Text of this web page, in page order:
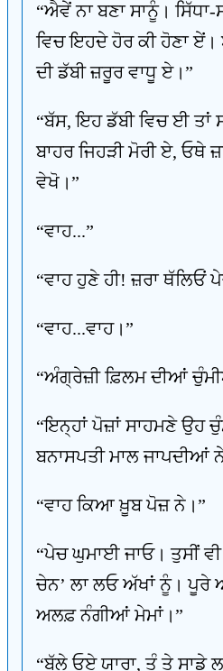
“ਐਵੇਂ ਨਾ ਬਣਾ ਸਾਨੂੰ। ਸਿੱਧਾ-
ਵਿਚ ਇਹਦੇ ਹੋਰ ਕੀ ਹੋਣਾ
ਦੀ ਡੱਬੀ ਜ਼ਰੂਰ ਵਾਧੂ ਏ।”
“ਬੱਸ, ਇਹ ਡੱਬੀ ਵਿਚ ਈ
ਬਾਹਰ ਜਿਹੜੀ ਮੋਰੀ ਏ, ਓਥੇ
ਵੇਖੋ।”
“ਵਾਹ...”
“ਵਾਹ ਹੁਣੇ ਹੀ! ਜ਼ਰਾ ਥੱਲਿਓਂ
“ਵਾਹ...ਵਾਹ।”
“ਅੰਗ੍ਰੇਜ਼ੀ ਫ਼ਿਲਮ ਦੀਆਂ
“ਇਨ੍ਹਾਂ ਪੋਜ਼ਾਂ ਸਾਹਮਣੇ ਉਹ
ਬਨਾਸਪਤੀ ਮਾਲ ਜਾਪਦੀਆਂ
“ਵਾਹ ਕਿਆ ਖ਼ੂਬ ਪੋਜ਼ ਨੇ।”
“ਪੇਚ ਘੁਮਾਈ ਜਾਓ। ਤੁਸੀਂ
ਚੇਨ’ ਲਾ ਲਓ ਅੱਖਾਂ ਨੂੰ।
ਅਲਫ਼ ਨੰਗੀਆਂ ਮੇਮਾਂ।”
“ਬੱਲੇ ਓਏ ਯਾਰਾ, ਤੂੰ ਤੇ ਸਾਡੇ